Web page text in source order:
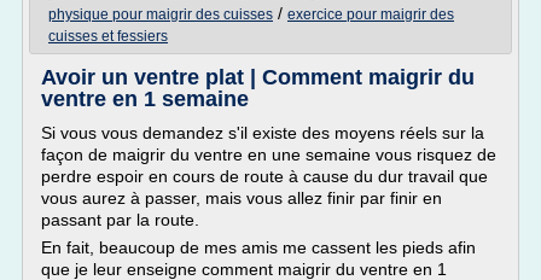
physique pour maigrir des cuisses / exercice pour maigrir des
cuisses et fessiers
Avoir un ventre plat | Comment maigrir du
ventre en 1 semaine
Si vous vous demandez s'il existe des moyens réels sur la
façon de maigrir du ventre en une semaine vous risquez de
perdre espoir en cours de route à cause du dur travail que
vous aurez à passer, mais vous allez finir par finir en
passant par la route.
En fait, beaucoup de mes amis me cassent les pieds afin
que je leur enseigne comment maigrir du ventre en 1